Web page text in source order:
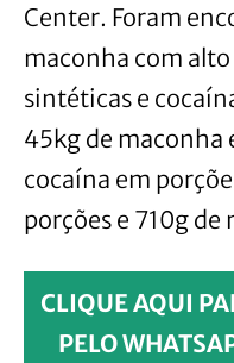
Center. Foram
maconha com
sintéticas e
45kg de maconha
cocaína em
porções e 710g
CLIQUE AQUI
PELO